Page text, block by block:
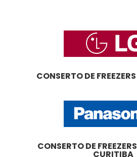
CONSERTO DE FREEZERS
CONSERTO DE FREEZERS
CURITIBA